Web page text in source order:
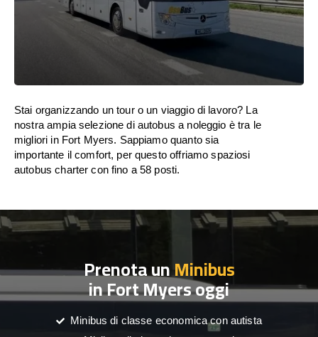
Stai organizzando un tour o un viaggio di lavoro? La
nostra ampia selezione di autobus a noleggio è tra le
migliori in Fort Myers. Sappiamo quanto sia
importante il comfort, per questo offriamo spaziosi
autobus charter con fino a 58 posti.
Prenota unMinibus
in Fort Myers oggi
Minibus di classe economica con autista